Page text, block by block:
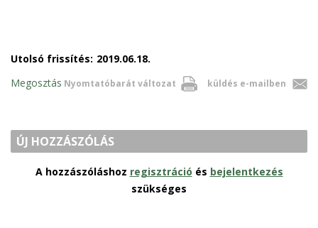
Utolsó frissítés: 2019.06.18.
Nyomtatóbarát változat küldés e-mailben
Megosztás
ÚJ HOZZÁSZÓLÁS
A hozzászóláshoz regisztráció és bejelentkezés
szükséges